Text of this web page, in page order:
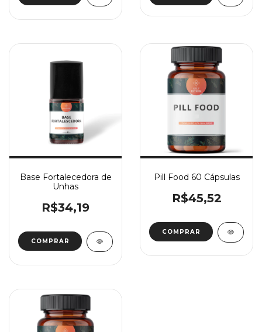
Base Fortalecedora de
Unhas
R$34,19
Pill Food 60 Cápsulas
R$45,52